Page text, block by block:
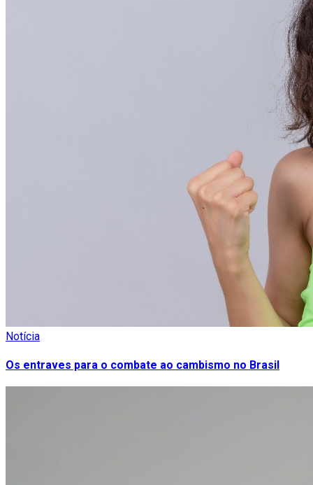
Notícia
Os entraves para o combate ao cambismo no Brasil